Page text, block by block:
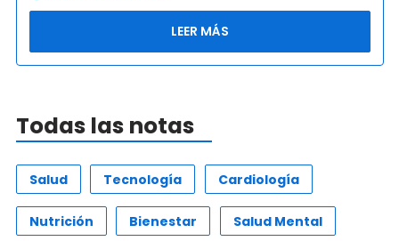
LEER MÁS
Todas las notas
Salud Tecnología Cardiología
Nutrición Bienestar Salud Mental